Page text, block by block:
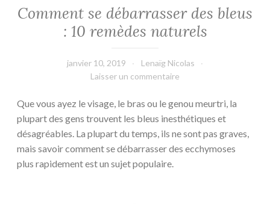
Comment se débarrasser des bleus
: 10 remèdes naturels
janvier 10, 2019
Lenaïg Nicolas
Laisser un commentaire
Que vous ayez le visage, le bras ou le genou meurtri, la
plupart des gens trouvent les bleus inesthétiques et
désagréables. La plupart du temps, ils ne sont pas graves,
mais savoir comment se débarrasser des ecchymoses
plus rapidement est un sujet populaire.